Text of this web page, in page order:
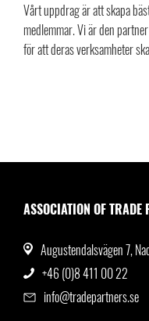
Vårt uppdrag är att skapa
medlemmar. Vi är den
för att deras verksamheter
ASSOCIATION OF TRADE
Augustendalsvägen 7,
+46 (0)8 411 00 22
info@tradepartners.se